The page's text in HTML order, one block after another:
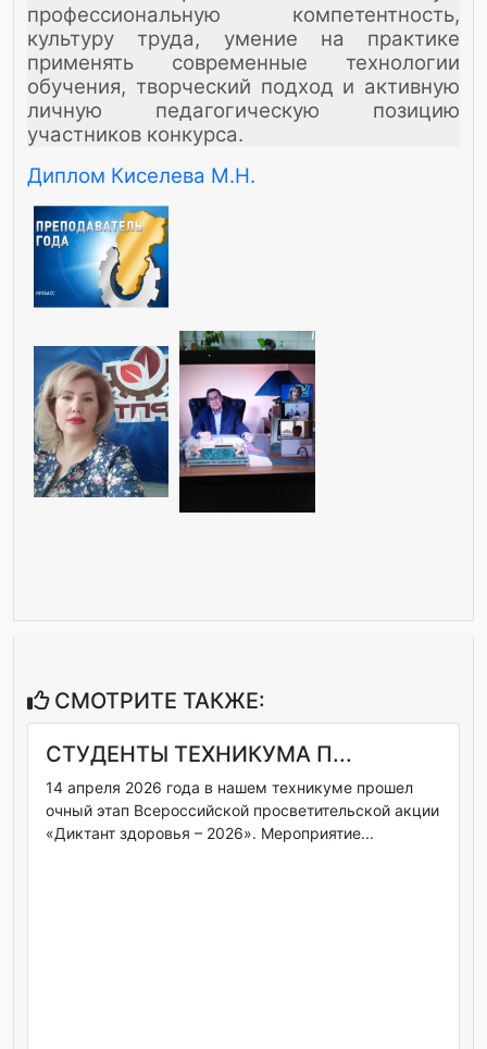
профессиональную компетентность,
культуру труда, умение на практике
применять современные технологии
обучения, творческий подход и активную
личную педагогическую позицию
участников конкурса.
Диплом Киселева М.Н.
СМОТРИТЕ ТАКЖЕ:
СТУДЕНТЫ ТЕХНИКУМА П...
14 апреля 2026 года в нашем техникуме прошел
очный этап Всероссийской просветительской акции
«Диктант здоровья – 2026». Мероприятие...